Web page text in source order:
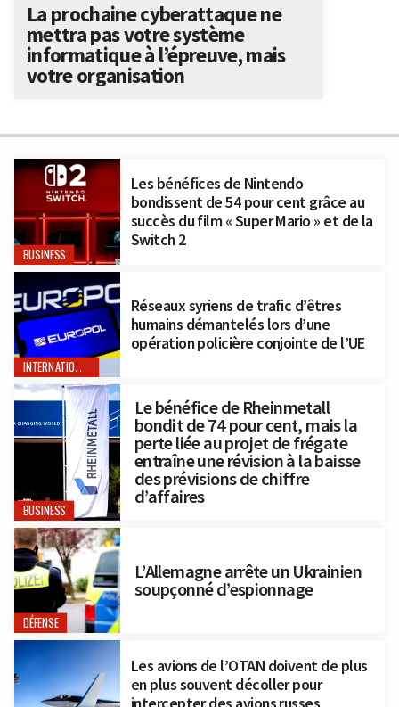
BUSINESS
Les bénéfices de Nintendo
bondissent de 54 pour cent grâce au
succès du film « Super Mario » et de la
Switch 2
INTERNATIONAL
Réseaux syriens de trafic d’êtres
humains démantelés lors d’une
opération policière conjointe de l’UE
BUSINESS
Le bénéfice de Rheinmetall
bondit de 74 pour cent, mais la
perte liée au projet de frégate
entraîne une révision à la baisse
des prévisions de chiffre
d’affaires
DÉFENSE
L’Allemagne arrête un Ukrainien
soupçonné d’espionnage
Les avions de l’OTAN doivent de plus
en plus souvent décoller pour
intercepter des avions russes
La prochaine cyberattaque ne
mettra pas votre système
informatique à l’épreuve, mais
votre organisation